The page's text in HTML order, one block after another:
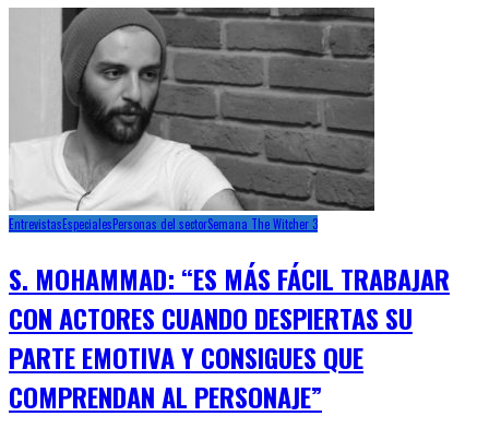
EntrevistasEspecialesPersonas del sectorSemana The Witcher 3
S. MOHAMMAD: “ES MÁS FÁCIL TRABAJAR
CON ACTORES CUANDO DESPIERTAS SU
PARTE EMOTIVA Y CONSIGUES QUE
COMPRENDAN AL PERSONAJE”